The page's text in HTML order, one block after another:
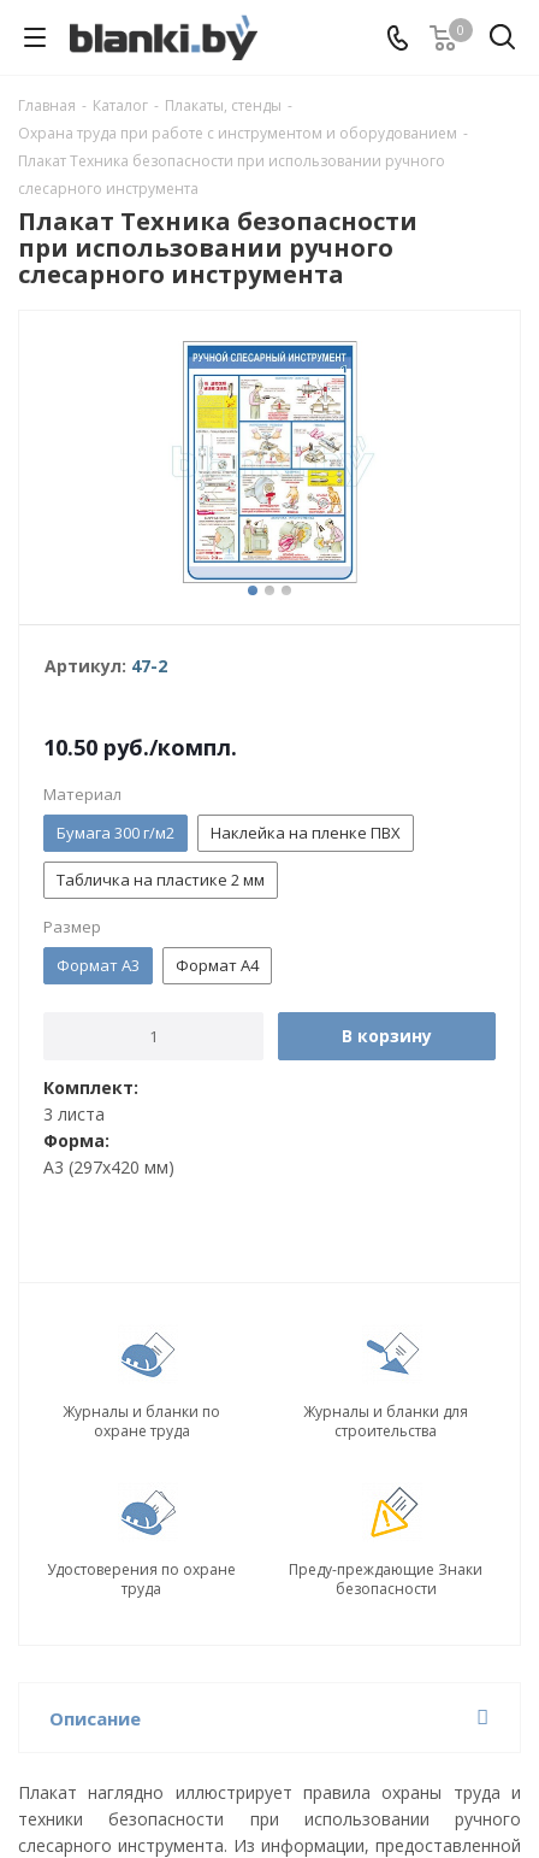
0
Главная - Каталог - Плакаты, стенды -
Охрана труда при работе с инструментом и оборудованием -
Плакат Техника безопасности при использовании ручного
слесарного инструмента
Плакат Техника безопасности
при использовании ручного
слесарного инструмента
Артикул: 47-2
10.50 руб./компл.
Материал
Бумага 300 г/м2
Наклейка на пленке ПВХ
Табличка на пластике 2 мм
Размер
Формат А3
Формат А4
В корзину
Комплект:
3 листа
Форма:
А3 (297х420 мм)
Журналы и бланки по
охране труда
Журналы и бланки для
строительства
Удостоверения по охране
труда
Преду-преждающие Знаки
безопасности
Описание
Плакат наглядно иллюстрирует правила охраны труда и
техники безопасности при использовании ручного
слесарного инструмента. Из информации, предоставленной